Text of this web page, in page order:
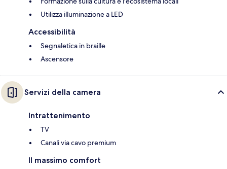
Utilizza illuminazione a LED
Accessibilità
Segnaletica in braille
Ascensore
Servizi della camera
Intrattenimento
TV
Canali via cavo premium
Il massimo comfort